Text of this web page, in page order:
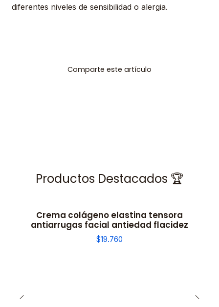
diferentes niveles de sensibilidad o alergia.
Comparte este artículo
Productos Destacados 🏆
Crema colágeno elastina tensora
antiarrugas facial antiedad flacidez
$19.760